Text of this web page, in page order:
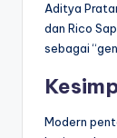
Aditya
dan Rico
sebagai
Modern